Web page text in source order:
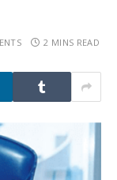
2 MINS READ